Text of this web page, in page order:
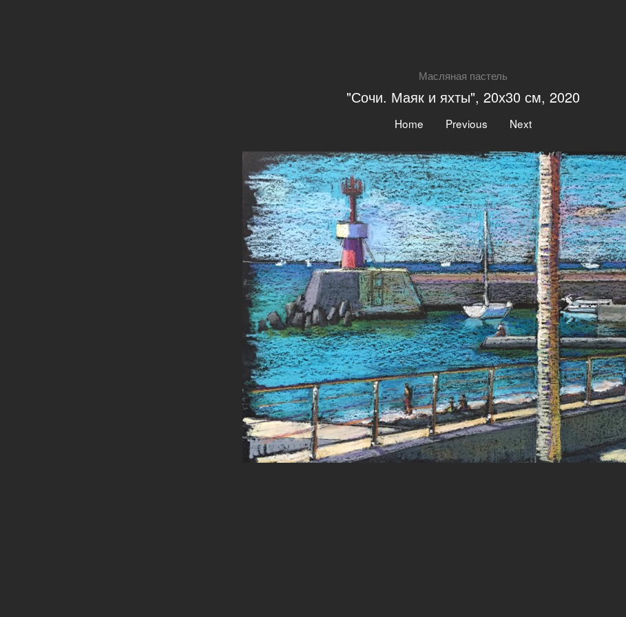
Масляная пастель
"Сочи. Маяк и яхты", 20х30 см, 2020
Home Previous Next